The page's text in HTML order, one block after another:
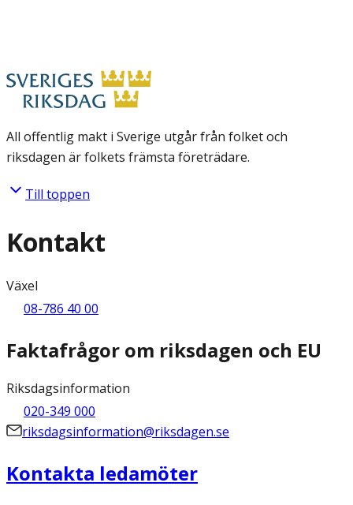
All offentlig makt i Sverige utgår från folket och
riksdagen är folkets främsta företrädare.
Till toppen
Kontakt
Växel
08-786 40 00
Faktafrågor om riksdagen och EU
Riksdagsinformation
020-349 000
riksdagsinformation@riksdagen.se
Kontakta ledamöter